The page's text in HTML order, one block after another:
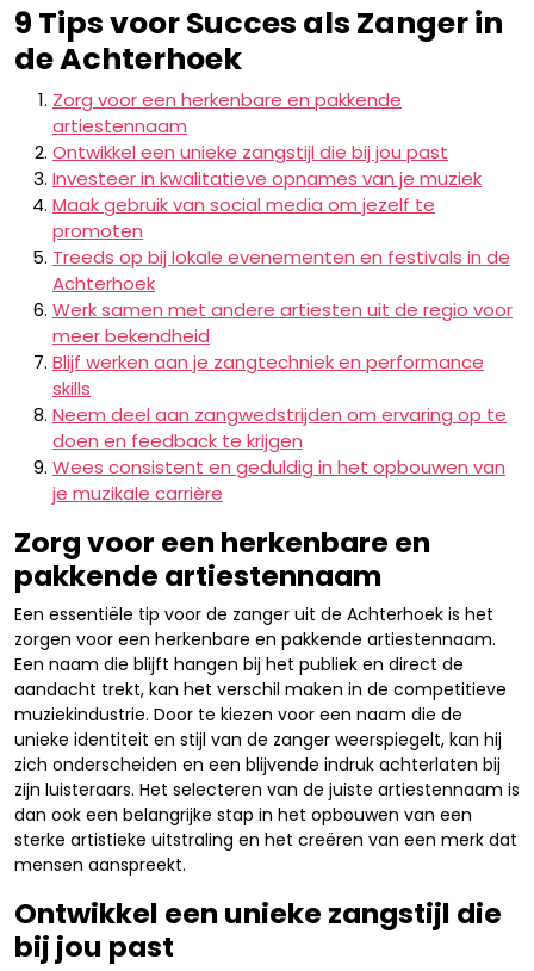
9 Tips voor Succes als Zanger in
de Achterhoek
Zorg voor een herkenbare en pakkende
artiestennaam
Ontwikkel een unieke zangstijl die bij jou past
Investeer in kwalitatieve opnames van je muziek
Maak gebruik van social media om jezelf te
promoten
Treeds op bij lokale evenementen en festivals in de
Achterhoek
Werk samen met andere artiesten uit de regio voor
meer bekendheid
Blijf werken aan je zangtechniek en performance
skills
Neem deel aan zangwedstrijden om ervaring op te
doen en feedback te krijgen
Wees consistent en geduldig in het opbouwen van
je muzikale carrière
Zorg voor een herkenbare en
pakkende artiestennaam
Een essentiële tip voor de zanger uit de Achterhoek is het
zorgen voor een herkenbare en pakkende artiestennaam.
Een naam die blijft hangen bij het publiek en direct de
aandacht trekt, kan het verschil maken in de competitieve
muziekindustrie. Door te kiezen voor een naam die de
unieke identiteit en stijl van de zanger weerspiegelt, kan hij
zich onderscheiden en een blijvende indruk achterlaten bij
zijn luisteraars. Het selecteren van de juiste artiestennaam is
dan ook een belangrijke stap in het opbouwen van een
sterke artistieke uitstraling en het creëren van een merk dat
mensen aanspreekt.
Ontwikkel een unieke zangstijl die
bij jou past